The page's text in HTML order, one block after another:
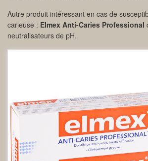
Autre produit intéressant en cas de
carieuse : Elmex Anti-Caries Professional
neutralisateurs de pH.